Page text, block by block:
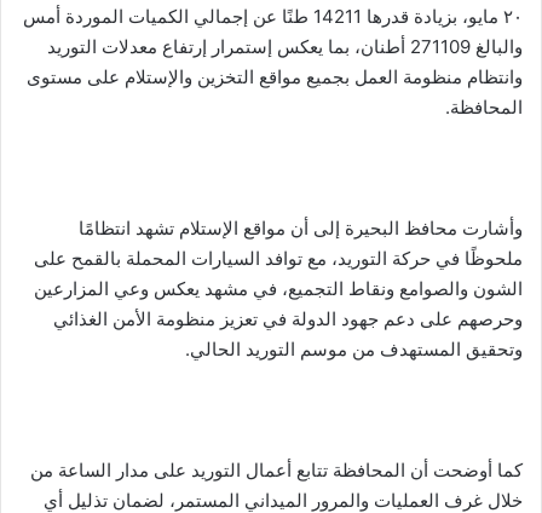
٢٠ مايو، بزيادة قدرها 14211 طنًا عن إجمالي الكميات الموردة أمس
والبالغ 271109 أطنان، بما يعكس إستمرار إرتفاع معدلات التوريد
وانتظام منظومة العمل بجميع مواقع التخزين والإستلام على مستوى
المحافظة.
وأشارت محافظ البحيرة إلى أن مواقع الإستلام تشهد انتظامًا
ملحوظًا في حركة التوريد، مع توافد السيارات المحملة بالقمح على
الشون والصوامع ونقاط التجميع، في مشهد يعكس وعي المزارعين
وحرصهم على دعم جهود الدولة في تعزيز منظومة الأمن الغذائي
وتحقيق المستهدف من موسم التوريد الحالي.
كما أوضحت أن المحافظة تتابع أعمال التوريد على مدار الساعة من
خلال غرف العمليات والمرور الميداني المستمر، لضمان تذليل أي